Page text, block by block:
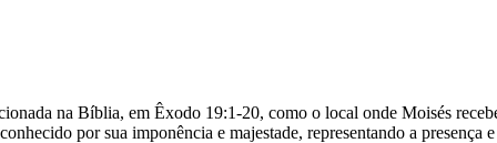
na Bíblia, em Êxodo 19:1-20, como o local onde Moisés
por sua imponência e majestade, representando a